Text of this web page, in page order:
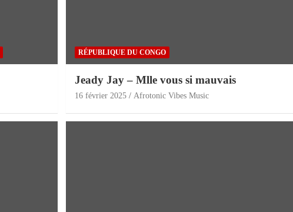
RÉPUBLIQUE DU CONGO
Jeady Jay – Mlle vous si mauvais
16 février 2025 Afrotonic Vibes Music